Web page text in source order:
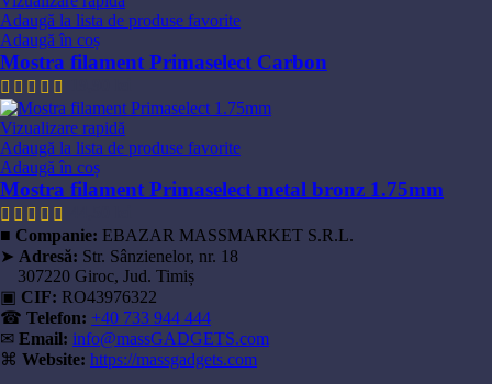
Adaugă la lista de produse favorite
Adaugă în coș
Mostra filament Primaselect Carbon
Vizualizare rapidă
Adaugă la lista de produse favorite
Adaugă în coș
Mostra filament Primaselect metal bronz 1.75mm
■ Companie: EBAZAR MASSMARKET S.R.L.
➤ Adresă: Str. Sânzienelor, nr. 18
307220 Giroc, Jud. Timiș
▣ CIF: RO43976322
☎ Telefon: +40 733 944 444
✉ Email: info@massGADGETS.com
⌘ Website: https://massgadgets.com